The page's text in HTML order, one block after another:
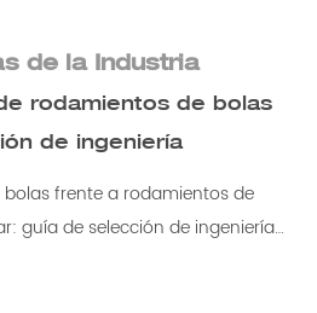
de la Industria
rodamientos de bolas
de ingeniería
bolas frente a rodamientos de
guía de selección de ingeniería